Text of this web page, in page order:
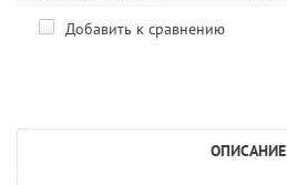
Добавить к сравнению
ОПИСАНИЕ